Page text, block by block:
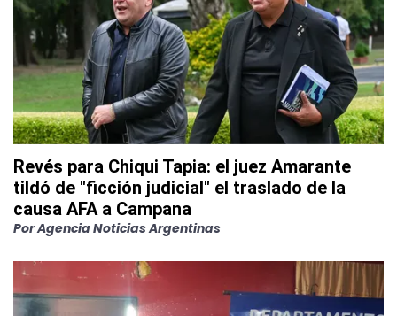
Revés para Chiqui Tapia: el juez Amarante
tildó de "ficción judicial" el traslado de la
causa AFA a Campana
PorAgencia Noticias Argentinas